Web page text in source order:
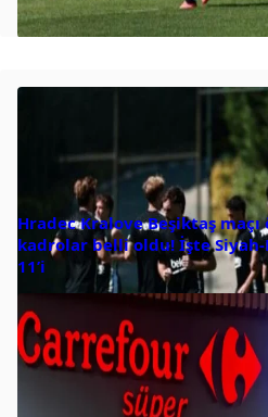
Hradec Kralove Beşiktaş maçı
kadrolar belli oldu! İşte Siyah-
11’i